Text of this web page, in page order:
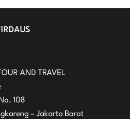
AND TRAVEL
108
– Jakarta Barat